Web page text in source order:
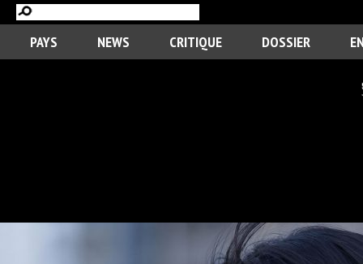
PAYS NEWS CRITIQUE DOSSIER